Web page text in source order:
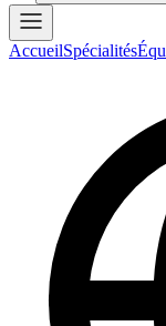
AccueilSpécialités